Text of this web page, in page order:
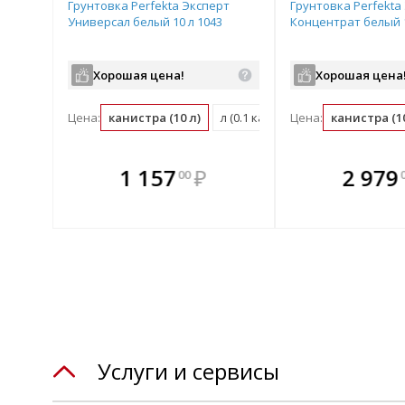
Грунтовка Perfekta Эксперт
Универсал белый 10 л 1043
Хорошая цена!
Цена: канистра (10 л) л (0.1 канистра)
1 15700 ₽
В
всегда
Грунтовка Perfekta
Концентрат белый
Хорошая цена!
Цена: канистра
В комплекте
всегда выгоднее!
2 979
В
всегда
Услуги и сервисы